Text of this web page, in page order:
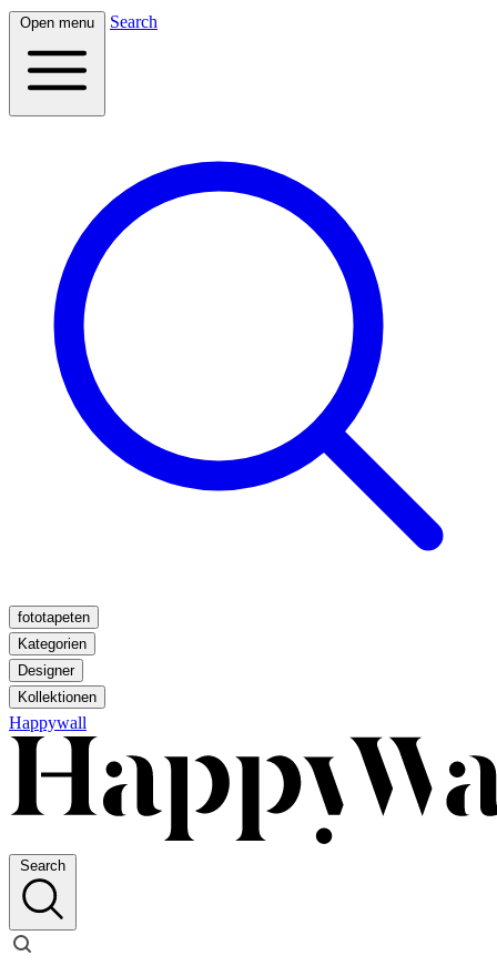
Open menu Search
fototapeten
Kategorien
Designer
Kollektionen
Happywall
Search